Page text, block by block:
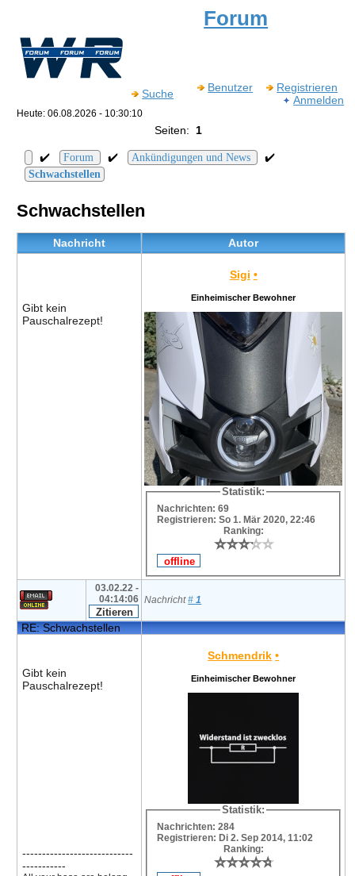
Forum
Suche Benutzer
Registrieren
Anmelden
Heute: 06.08.2026 - 10:30:10
Seiten: 1
✔️ Forum ✔️ Ankündigungen und News ✔️
Schwachstellen
Schwachstellen
Nachricht Autor
Gibt kein
Pauschalrezept!
Sigi •
Einheimischer Bewohner
Statistik:
Nachrichten: 69
Registrieren: So 1. Mär 2020, 22:46
Ranking:
⭐⭐⭐⭐⭐
⭐⭐⭐⭐⭐
03.02.22 -
04:14:06 Nachricht#1
RE: Schwachstellen
Gibt kein
Pauschalrezept!
----------------------------
-----------
Schmendrik •
Einheimischer Bewohner
Statistik:
Nachrichten: 284
Registrieren: Di 2. Sep 2014, 11:02
Ranking:
⭐⭐⭐⭐⭐
⭐⭐⭐⭐⭐